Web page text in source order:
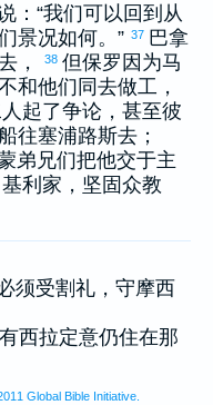
：“我们可以回到从
景况如何。” 37 巴拿
， 38 但保罗 因为马
和他们同去做工，
起了争论，甚至彼
往塞浦路斯去；
弟兄们把他交于主
基利家 ，坚固众教
须受割礼，守摩西
西拉定意仍住在那
Global Bible Initiative.